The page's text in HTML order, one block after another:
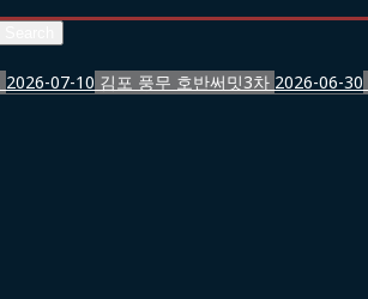
2026-07-10 김포 풍무 호반써밋3차 2026-06-30